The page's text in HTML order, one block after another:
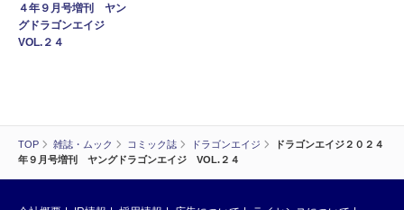
TOP 雑誌・ムック コミック誌 ドラゴンエイジ
ドラゴンエイジ２０２４
年９月号増刊 ヤングドラゴンエイジ VOL.２４
４年９月号増刊 ヤン
グドラゴンエイジ
VOL.２４